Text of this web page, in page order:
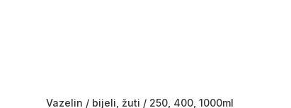
Vazelin / bijeli, žuti / 250, 400, 1000ml